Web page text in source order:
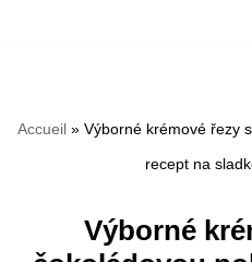
contenu
Accueil » Výborné krémové řezy
recept na
Výborné